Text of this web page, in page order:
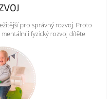
pro správný rozvoj. Proto
i fyzický rozvoj dítěte.